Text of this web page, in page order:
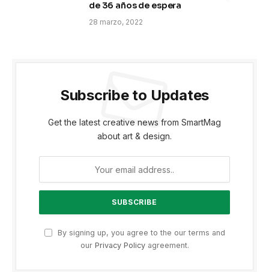
de 36 años de espera
28 marzo, 2022
Subscribe to Updates
Get the latest creative news from SmartMag
about art & design.
By signing up, you agree to the our terms and
our Privacy Policyagreement.